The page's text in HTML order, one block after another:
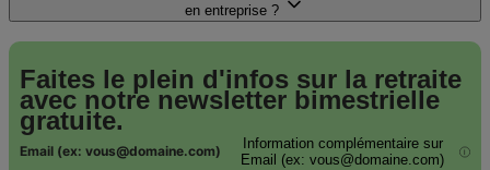
en entreprise ?
Faites le plein d'infos sur la retraite
avec notre newsletter bimestrielle
gratuite.
Email (ex: vous@domaine.com)
Information complémentaire sur
Email (ex: vous@domaine.com)
i